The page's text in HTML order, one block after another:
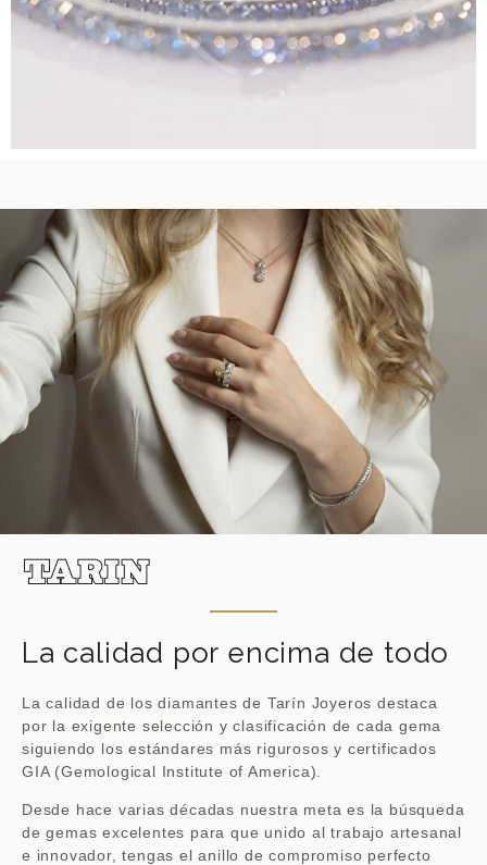
La calidad por encima de todo
La calidad de los diamantes de Tarín Joyeros destaca
por la exigente selección y clasificación de cada gema
siguiendo los estándares más rigurosos y certificados
GIA (Gemological Institute of America).
Desde hace varias décadas nuestra meta es la búsqueda
de gemas excelentes para que unido al trabajo artesanal
e innovador, tengas el anillo de compromiso perfecto